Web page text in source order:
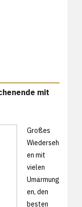
mit
Großes
Wiederseh
en mit
vielen
Umarmung
en, den
besten